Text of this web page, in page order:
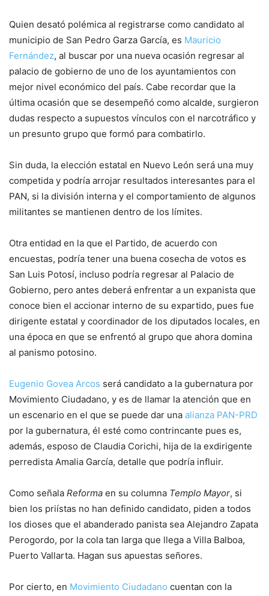
Quien desató polémica al registrarse como candidato al
municipio de San Pedro Garza García, es Mauricio
Fernández, al buscar por una nueva ocasión regresar al
palacio de gobierno de uno de los ayuntamientos con
mejor nivel económico del país. Cabe recordar que la
última ocasión que se desempeñó como alcalde, surgieron
dudas respecto a supuestos vínculos con el narcotráfico y
un presunto grupo que formó para combatirlo.
Sin duda, la elección estatal en Nuevo León será una muy
competida y podría arrojar resultados interesantes para el
PAN, si la división interna y el comportamiento de algunos
militantes se mantienen dentro de los límites.
Otra entidad en la que el Partido, de acuerdo con
encuestas, podría tener una buena cosecha de votos es
San Luis Potosí, incluso podría regresar al Palacio de
Gobierno, pero antes deberá enfrentar a un expanista que
conoce bien el accionar interno de su expartido, pues fue
dirigente estatal y coordinador de los diputados locales, en
una época en que se enfrentó al grupo que ahora domina
al panismo potosino.
Eugenio Govea Arcos será candidato a la gubernatura por
Movimiento Ciudadano, y es de llamar la atención que en
un escenario en el que se puede dar una alianza PAN-PRD
por la gubernatura, él esté como contrincante pues es,
además, esposo de Claudia Corichi, hija de la exdirigente
perredista Amalia García, detalle que podría influir.
Como señala Reforma en su columna Templo Mayor, si
bien los priístas no han definido candidato, piden a todos
los dioses que el abanderado panista sea Alejandro Zapata
Perogordo, por la cola tan larga que llega a Villa Balboa,
Puerto Vallarta. Hagan sus apuestas señores.
Por cierto, en Movimiento Ciudadano cuentan con la